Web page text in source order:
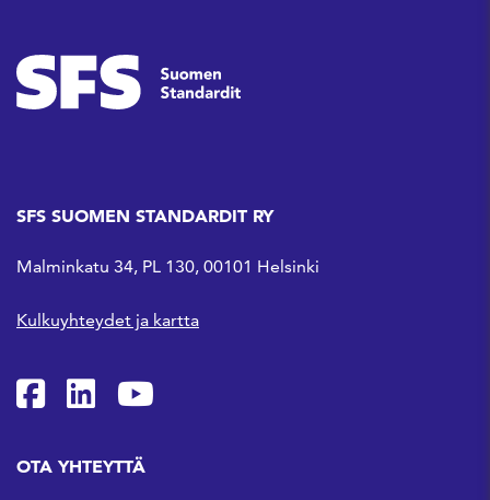
SFS SUOMEN STANDARDIT RY
Malminkatu 34, PL 130, 00101 Helsinki
Kulkuyhteydet ja kartta
SFS Facebookissa
SFS Linkedinissä
SFS Youtubessa
OTA YHTEYTTÄ